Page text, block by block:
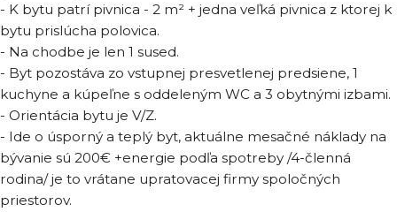
- K bytu patrí pivnica - 2 m² + jedna veľká pivnica z ktorej k
bytu prislúcha polovica.
- Na chodbe je len 1 sused.
- Byt pozostáva zo vstupnej presvetlenej predsiene, 1
kuchyne a kúpeľne s oddeleným WC a 3 obytnými izbami.
- Orientácia bytu je V/Z.
- Ide o úsporný a teplý byt, aktuálne mesačné náklady na
bývanie sú 200€ +energie podľa spotreby /4-členná
rodina/ je to vrátane upratovacej firmy spoločných
priestorov.